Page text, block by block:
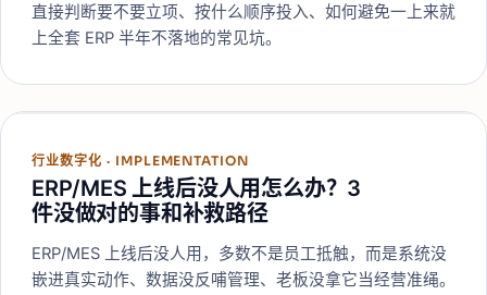
直接判断要不要立项、按什么顺序投入、如何避免一上来就
上全套 ERP 半年不落地的常见坑。
行业数字化 · IMPLEMENTATION
ERP/MES 上线后没人用怎么办？3
件没做对的事和补救路径
ERP/MES 上线后没人用，多数不是员工抵触，而是系统没
嵌进真实动作、数据没反哺管理、老板没拿它当经营准绳。